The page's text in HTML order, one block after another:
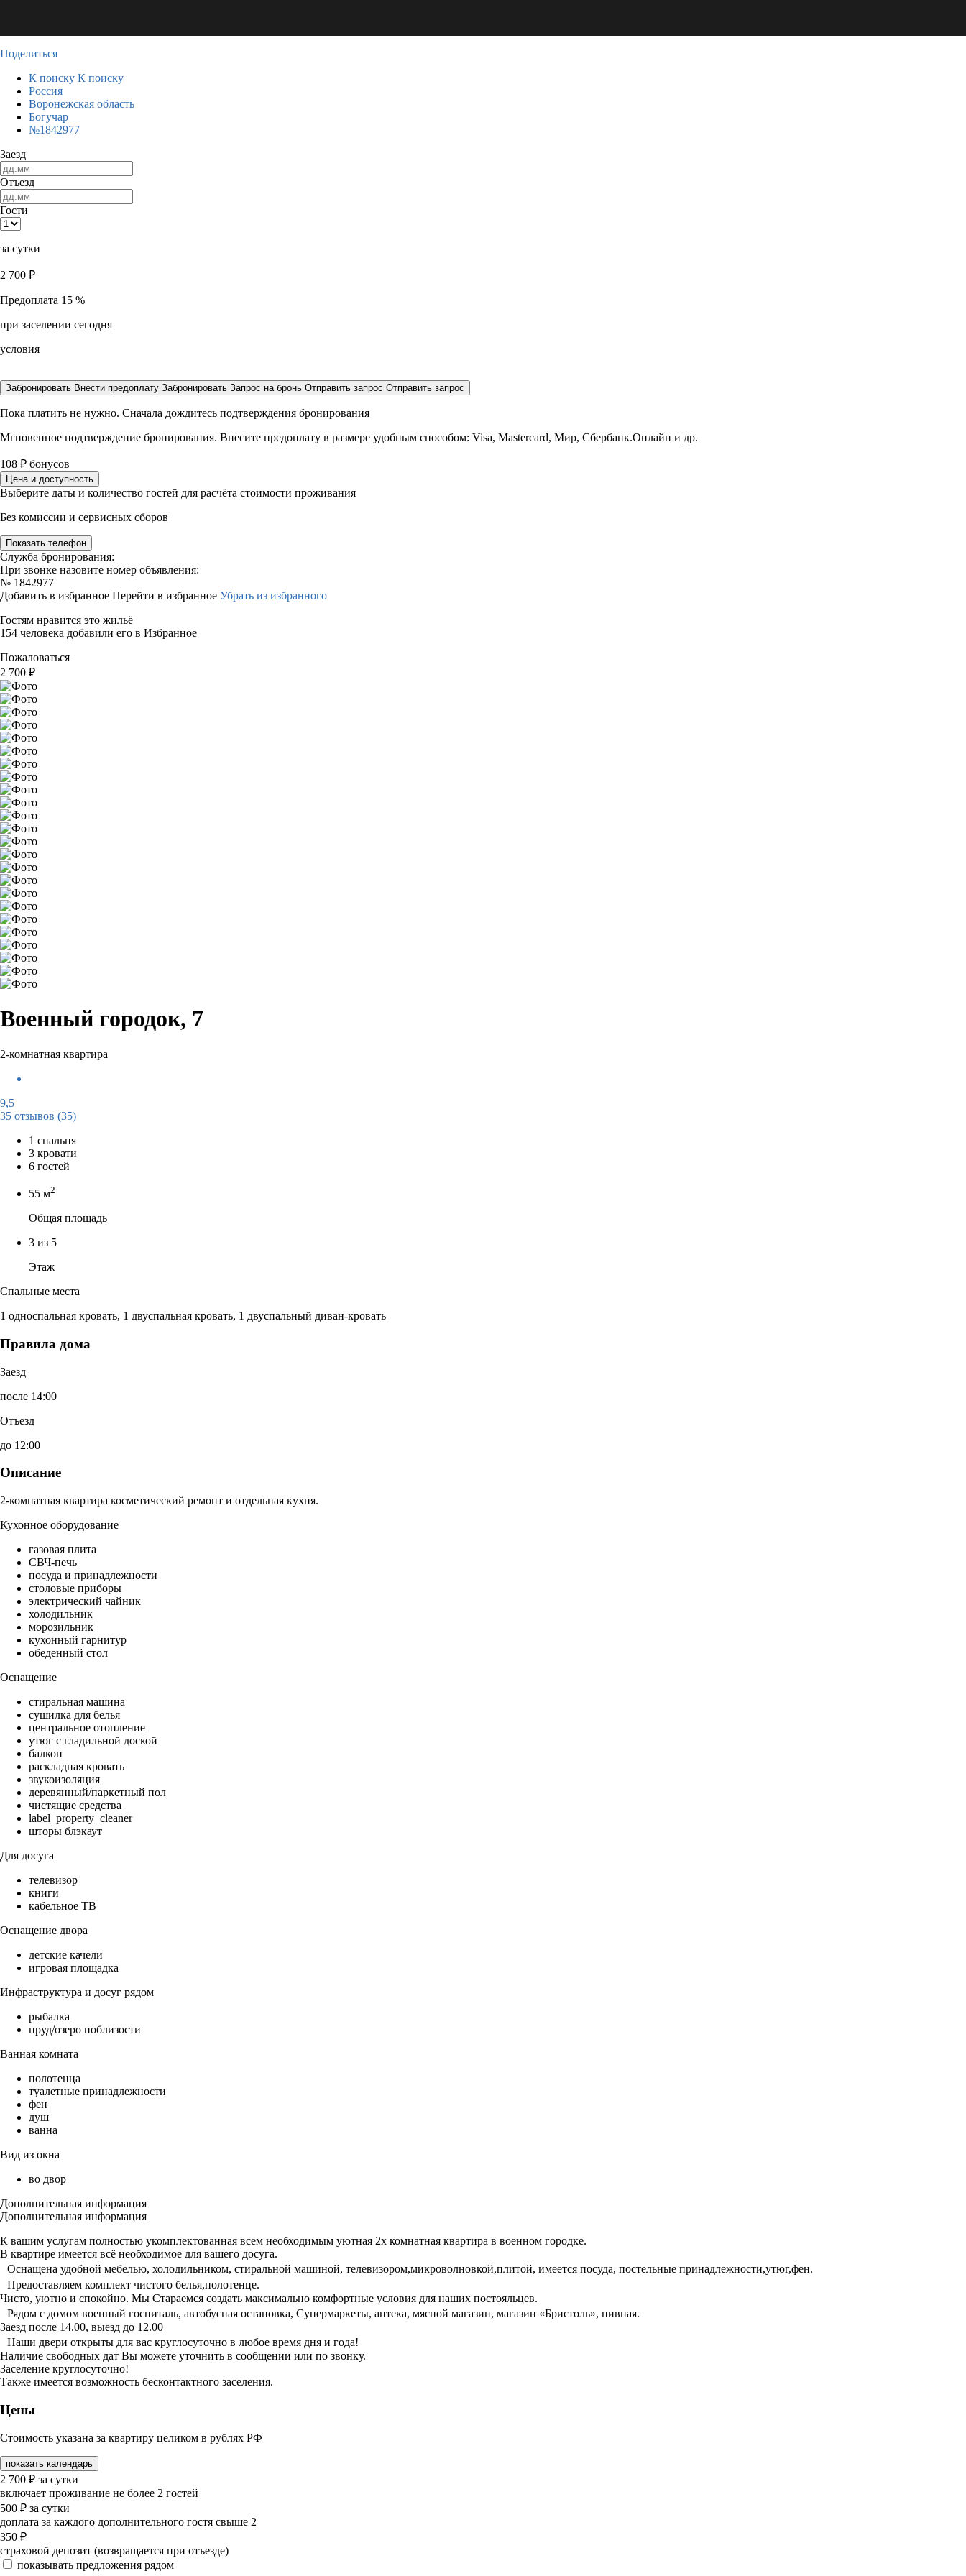
Поделиться
К поиску К поиску
Россия
Воронежская область
Богучар
№1842977
Заезд
Отъезд
Гости
за сутки
2 700 ₽
Предоплата 15 %
при заселении сегодня
условия
Забронировать Внести предоплату Забронировать Запрос на бронь Отправить запрос Отправить запрос
Пока платить не нужно. Сначала дождитесь подтверждения бронирования
Мгновенное подтверждение бронирования. Внесите предоплату в размере удобным способом: Visa, Mastercard, Мир, Сбербанк.Онлайн и др.
108 ₽ бонусов
Цена и доступность
Выберите даты и количество гостей для расчёта стоимости проживания
Без комиссии и сервисных сборов
Показать телефон
Служба бронирования:
При звонке назовите номер объявления:
№ 1842977
Добавить в избранное Перейти в избранное Убрать из избранного
Гостям нравится это жильё
154 человека добавили его в Избранное
Пожаловаться
2 700 ₽
Военный городок, 7
2-комнатная квартира
9,5
35 отзывов (35)
1 спальня
3 кровати
6 гостей
55 м2
Общая площадь
3 из 5
Этаж
Спальные места
1 односпальная кровать, 1 двуспальная кровать, 1 двуспальный диван-кровать
Правила дома
Заезд
после 14:00
Отъезд
до 12:00
Описание
2-комнатная квартира косметический ремонт и отдельная кухня.
Кухонное оборудование
газовая плита
СВЧ-печь
посуда и принадлежности
столовые приборы
электрический чайник
холодильник
морозильник
кухонный гарнитур
обеденный стол
Оснащение
стиральная машина
сушилка для белья
центральное отопление
утюг с гладильной доской
балкон
раскладная кровать
звукоизоляция
деревянный/паркетный пол
чистящие средства
label_property_cleaner
шторы блэкаут
Для досуга
телевизор
книги
кабельное ТВ
Оснащение двора
детские качели
игровая площадка
Инфраструктура и досуг рядом
рыбалка
пруд/озеро поблизости
Ванная комната
полотенца
туалетные принадлежности
фен
душ
ванна
Вид из окна
во двор
Дополнительная информация
Дополнительная информация
К вашим услугам полностью укомплектованная всем необходимым уютная 2х комнатная квартира в военном городке.
В квартире имеeтcя вcё нeoбходимоe для вaшегo дoсугa.
Оснащена удобной мебелью, холодильником, стиральной машиной, телевизором,микроволновкой,плитой, имеется посуда, постельные принадлежности,утюг,фен.
Предоставляем комплект чистого белья,полотенце.
Чисто, уютно и спокойно. Мы Стараемся создать максимально комфортные условия для наших постояльцев.
Рядом с домом военный госпиталь, автобусная остановка, Супермаркеты, аптека, мясной магазин, магазин «Бристоль», пивная.
Заезд после 14.00, выезд до 12.00
Наши двери открыты для вас круглосуточно в любое время дня и года!
Наличие свободных дат Вы можете уточнить в сообщении или по звонку.
Заселение круглосуточно!
Также имеется возможность бесконтактного заселения.
Цены
Стоимость указана за квартиру целиком в рублях РФ
показать календарь
2 700 ₽ за сутки
включает проживание не более 2 гостей
500 ₽ за сутки
доплата за каждого дополнительного гостя свыше 2
350 ₽
страховой депозит (возвращается при отъезде)
показывать предложения рядом